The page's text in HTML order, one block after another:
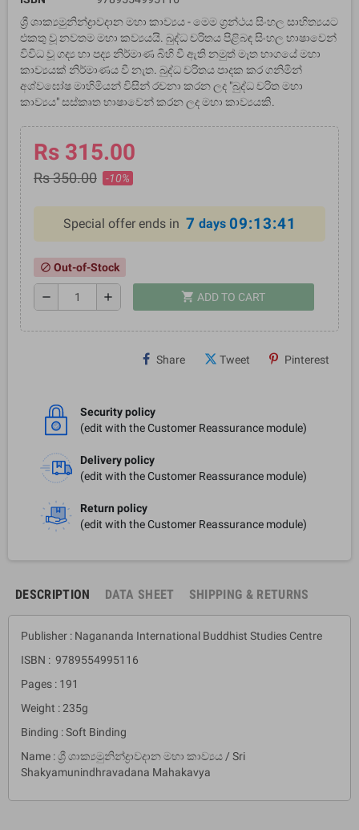
ශ්‍රී ශාක්‍යමුනින්ද්‍රාවදාන මහා කාව්‍යය - මෙම ග්‍රන්ථය සිංහල සාහිත්‍යයට
එකතු වූ නවතම මහා කව්‍යයයි. බුද්ධ චරිතය පිළිබඳ සිංහල භාෂාවෙන්
විවිධ වූ ගද්‍ය හා පද්‍ය නිර්මාණ බිහි වී ඇති නමුත් මෑත භාගයේ මහා
කාව්‍යයක් නිර්මාණය වී නැත. බුද්ධ චරිතය පාදක කර ගනිමින්
අශ්වඝෝෂ මාහිමියන් විසින් රචනා කරන ලද "බුද්ධ චරිත මහා
කාව්‍යය" සස්කෘත භාෂාවෙන් කරන ලද මහා කාව්‍යයකි.
Rs 315.00
Rs 350.00 -10%
Special offer ends in 7 days 09:13:41
block Out-of-Stock
remove add shopping_cart ADD TO CART
Share Tweet Pinterest
Security policy
(edit with the Customer Reassurance module)
Delivery policy
(edit with the Customer Reassurance module)
Return policy
(edit with the Customer Reassurance module)
DESCRIPTION DATA SHEET SHIPPING & RETURNS
Publisher : Nagananda International Buddhist Studies Centre
ISBN : 9789554995116
Pages : 191
Weight : 235g
Binding : Soft Binding
Name : ශ්‍රී ශාක්‍යමුනින්ද්‍රාවදාන මහා කාව්‍යය / Sri
Shakyamunindhravadana Mahakavya